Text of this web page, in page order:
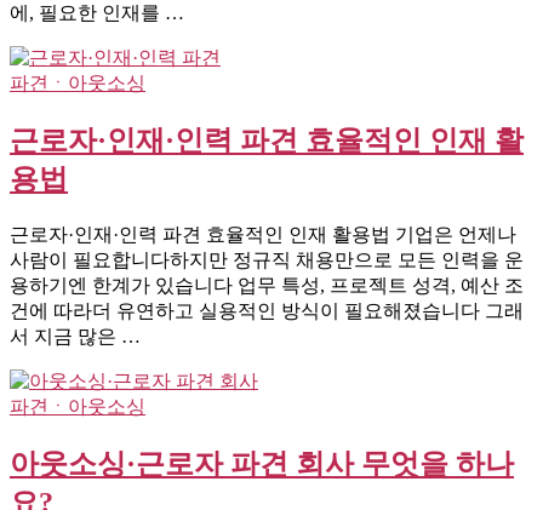
에, 필요한 인재를 …
파견ㆍ아웃소싱
근로자·인재·인력 파견 효율적인 인재 활
용법
근로자·인재·인력 파견 효율적인 인재 활용법 기업은 언제나
사람이 필요합니다하지만 정규직 채용만으로 모든 인력을 운
용하기엔 한계가 있습니다 업무 특성, 프로젝트 성격, 예산 조
건에 따라더 유연하고 실용적인 방식이 필요해졌습니다 그래
서 지금 많은 …
파견ㆍ아웃소싱
아웃소싱·근로자 파견 회사 무엇을 하나
요?